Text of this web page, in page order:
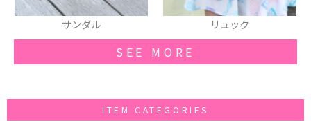
リュック ワンピース
SEE MORE
ITEM CATEGORIES